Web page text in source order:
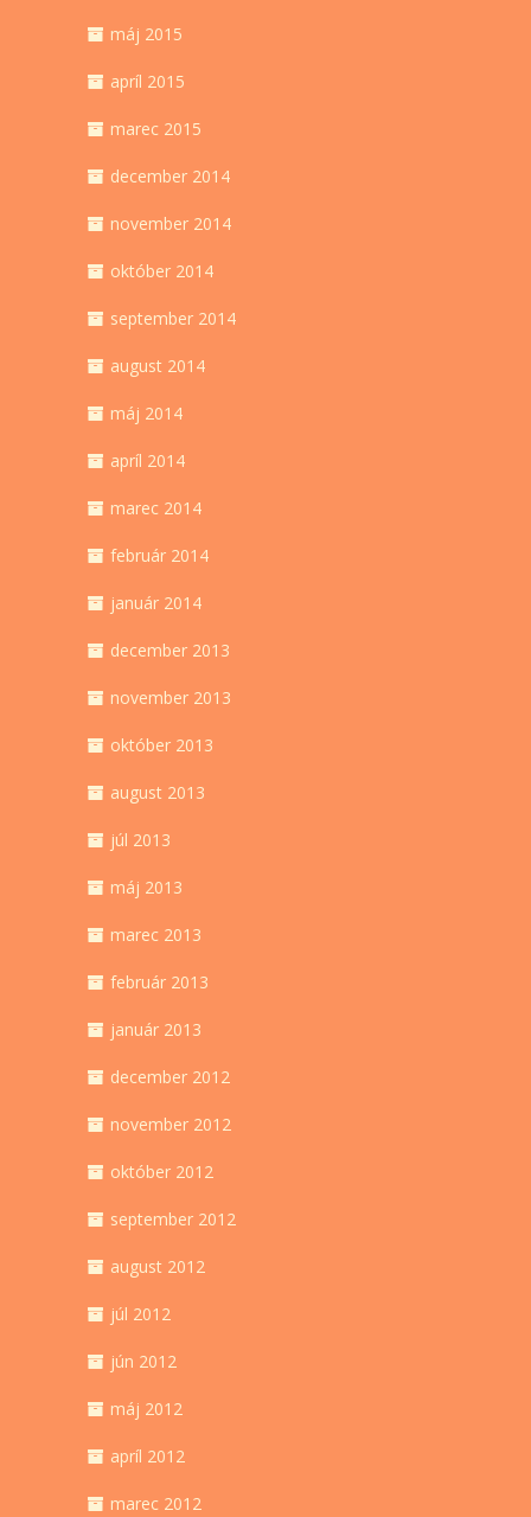
máj 2015
apríl 2015
marec 2015
december 2014
november 2014
október 2014
september 2014
august 2014
máj 2014
apríl 2014
marec 2014
február 2014
január 2014
december 2013
november 2013
október 2013
august 2013
júl 2013
máj 2013
marec 2013
február 2013
január 2013
december 2012
november 2012
október 2012
september 2012
august 2012
júl 2012
jún 2012
máj 2012
apríl 2012
marec 2012